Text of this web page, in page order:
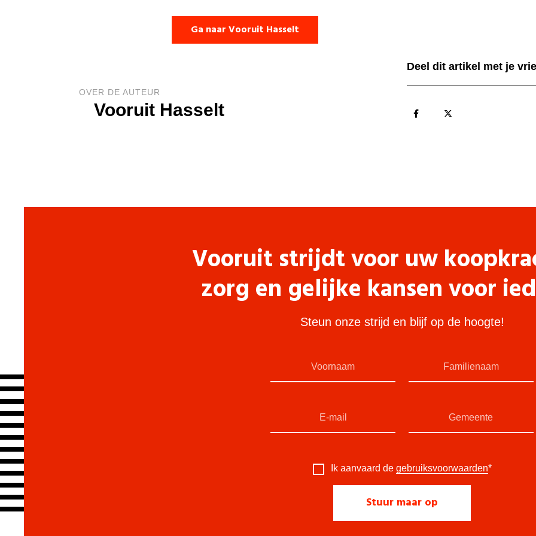
Ga naar Vooruit Hasselt
OVER DE AUTEUR
Vooruit Hasselt
Deel dit artikel met je
Vooruit strijdt voor uw
zorg en gelijke kansen voor
Steun onze strijd en blijf op de hoogte!
Ik aanvaard de gebruiksvoorwaarden*